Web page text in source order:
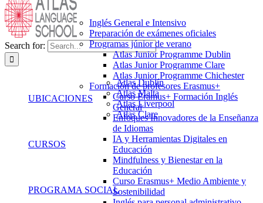
Search for:
UBICACIONES
Atlas Dublín
Atlas Malta
Atlas Liverpool
Atlas Clare
CURSOS
Inglés General e Intensivo
Preparación de exámenes oficiales
Programas júnior de verano
Atlas Junior Programme Dublin
Atlas Junior Programme Clare
Atlas Junior Programme Chichester
Formación de profesores Erasmus+
Curso Eramus+ Formación Inglés
General
Enfoques Innovadores de la Enseñanza
de Idiomas
IA y Herramientas Digitales en
Educación
Mindfulness y Bienestar en la
Educación
Curso Erasmus+ Medio Ambiente y
Sostenibilidad
PROGRAMA SOCIAL